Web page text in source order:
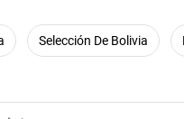
Selección De Bolivia